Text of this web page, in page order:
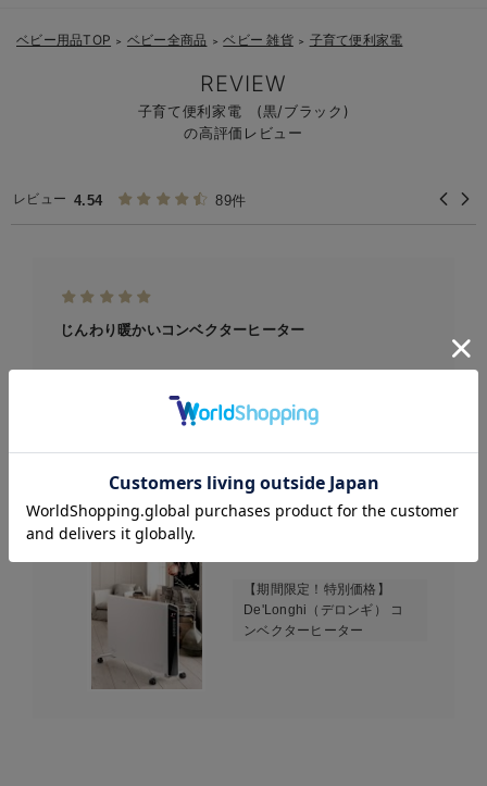
お気に入り商品を確認する
ベビー用品TOP ＞ ベビー全商品 ＞ ベビー 雑貨 ＞ 子育て便利家電
REVIEW
子育て便利家電 (黒/ブラック)
の高評価レビュー
レビュー 4.54 89件
じんわり暖かいコンベクターヒーター
オイルヒーターを検討していましたが、家電量販店でコンベ
クターヒーターを見つけて悩...
ご購入者様
2024-12-28
【期間限定！特別価格】
De'Longhi（デロンギ） コ
ンベクターヒーター